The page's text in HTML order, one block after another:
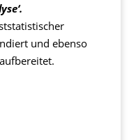
und ebenso